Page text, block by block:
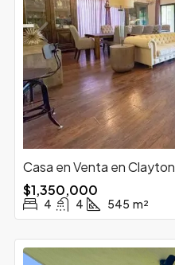
Casa en Venta en
$1,350,000
4 4 545 m²